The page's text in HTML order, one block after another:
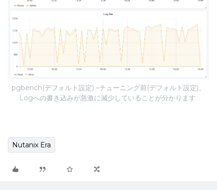
pgbench(デフォルト設定) –チューニング前(デフォルト設定)、
Logへの書き込みが急激に減少していることが分かります
Nutanix Era